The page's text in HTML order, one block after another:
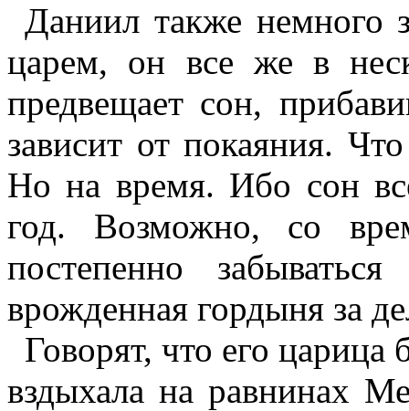
Даниил также немного
царем, он все же в
предвещает сон,
зависит от покаяния.
Но на время. Ибо сон
год. Возможно, со
постепенно
врожденная гордыня за
Говорят, что его
вздыхала на равнинах